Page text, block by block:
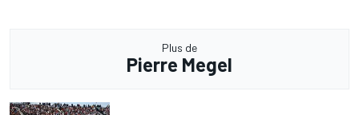
Plus de
Pierre Megel